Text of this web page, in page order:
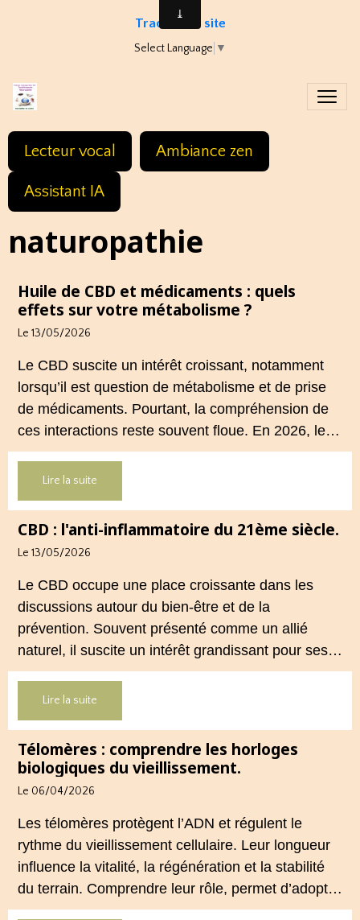
Traduire le site
Select Language ▼
Lecteur vocal Ambiance zen
Assistant IA
naturopathie
Huile de CBD et médicaments : quels
effets sur votre métabolisme ?
Le 13/05/2026
Le CBD suscite un intérêt croissant, notamment
lorsqu’il est question de métabolisme et de prise
de médicaments. Pourtant, la compréhension de
ces interactions reste souvent floue. En 2026, le
cadre légal français impose des règles strictes :
seuls les usages externes du CBD sont autorisés.
s’inscrit dans une démarche de prévention, sans
ingestion et sans allégations thérapeutiques.
Lire la suite
CBD : l'anti-inflammatoire du 21ème siècle.
Le 13/05/2026
Le CBD occupe une place croissante dans les
discussions autour du bien‑être et de la
prévention. Souvent présenté comme un allié
naturel, il suscite un intérêt grandissant pour ses
usages externes et son interaction avec le
système endocannabinoïde. Cet article propose
Lire la suite
Télomères : comprendre les horloges
biologiques du vieillissement.
Le 06/04/2026
Les télomères protègent l’ADN et régulent le
rythme du vieillissement cellulaire. Leur longueur
influence la vitalité, la régénération et la stabilité
du terrain. Comprendre leur rôle, permet d’adopter
une hygiène de vie plus cohérente et plus